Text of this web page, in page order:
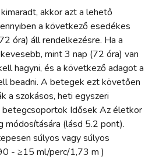
akkor azt a lehető
a következő esedékes
óra) áll rendelkezésre. Ha a
mint 3 nap (72 óra) van
hagyni, és a következő adagot a
beadni. A betegek ezt követően
a szokásos, heti egyszeri
betegcsoportok Idősek Az életkor
módosítására (lásd 5.2 pont).
súlyos vagy súlyos
- ≥15 ml/perc/1,73 m )